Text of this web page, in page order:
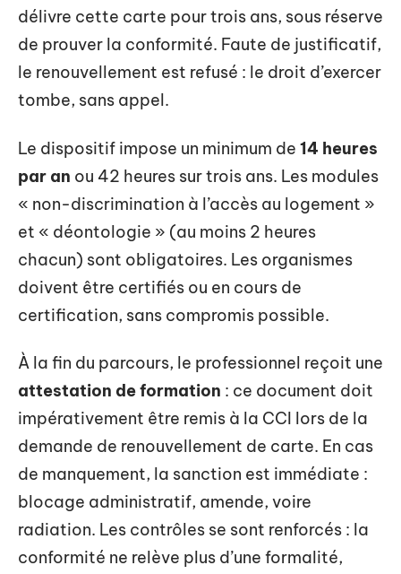
délivre cette carte pour trois ans, sous réserve
de prouver la conformité. Faute de justificatif,
le renouvellement est refusé : le droit d’exercer
tombe, sans appel.
Le dispositif impose un minimum de 14 heures
par an ou 42 heures sur trois ans. Les modules
« non-discrimination à l’accès au logement »
et « déontologie » (au moins 2 heures
chacun) sont obligatoires. Les organismes
doivent être certifiés ou en cours de
certification, sans compromis possible.
À la fin du parcours, le professionnel reçoit une
attestation de formation : ce document doit
impérativement être remis à la CCI lors de la
demande de renouvellement de carte. En cas
de manquement, la sanction est immédiate :
blocage administratif, amende, voire
radiation. Les contrôles se sont renforcés : la
conformité ne relève plus d’une formalité,